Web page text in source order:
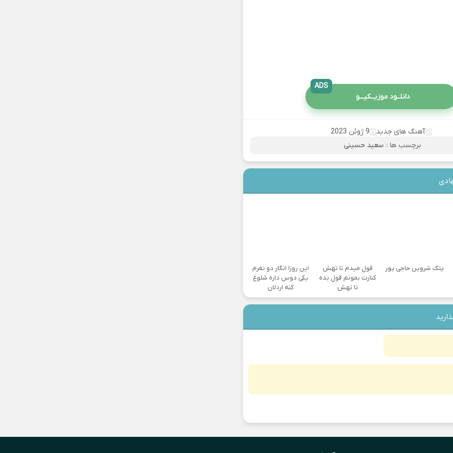
دانلــود موزیــکیـــو
ADS
آهنگ های جدید
9 ژوئن 2023
برچسب ها : سعید حسینی
پتک شروین حاجی پور
قول میدم تا تهش
کنارت بمونم قول بده
تا تهش
این روزا انگار دو نفرم
یکی دوس داره شلوغ
کنه اردلان